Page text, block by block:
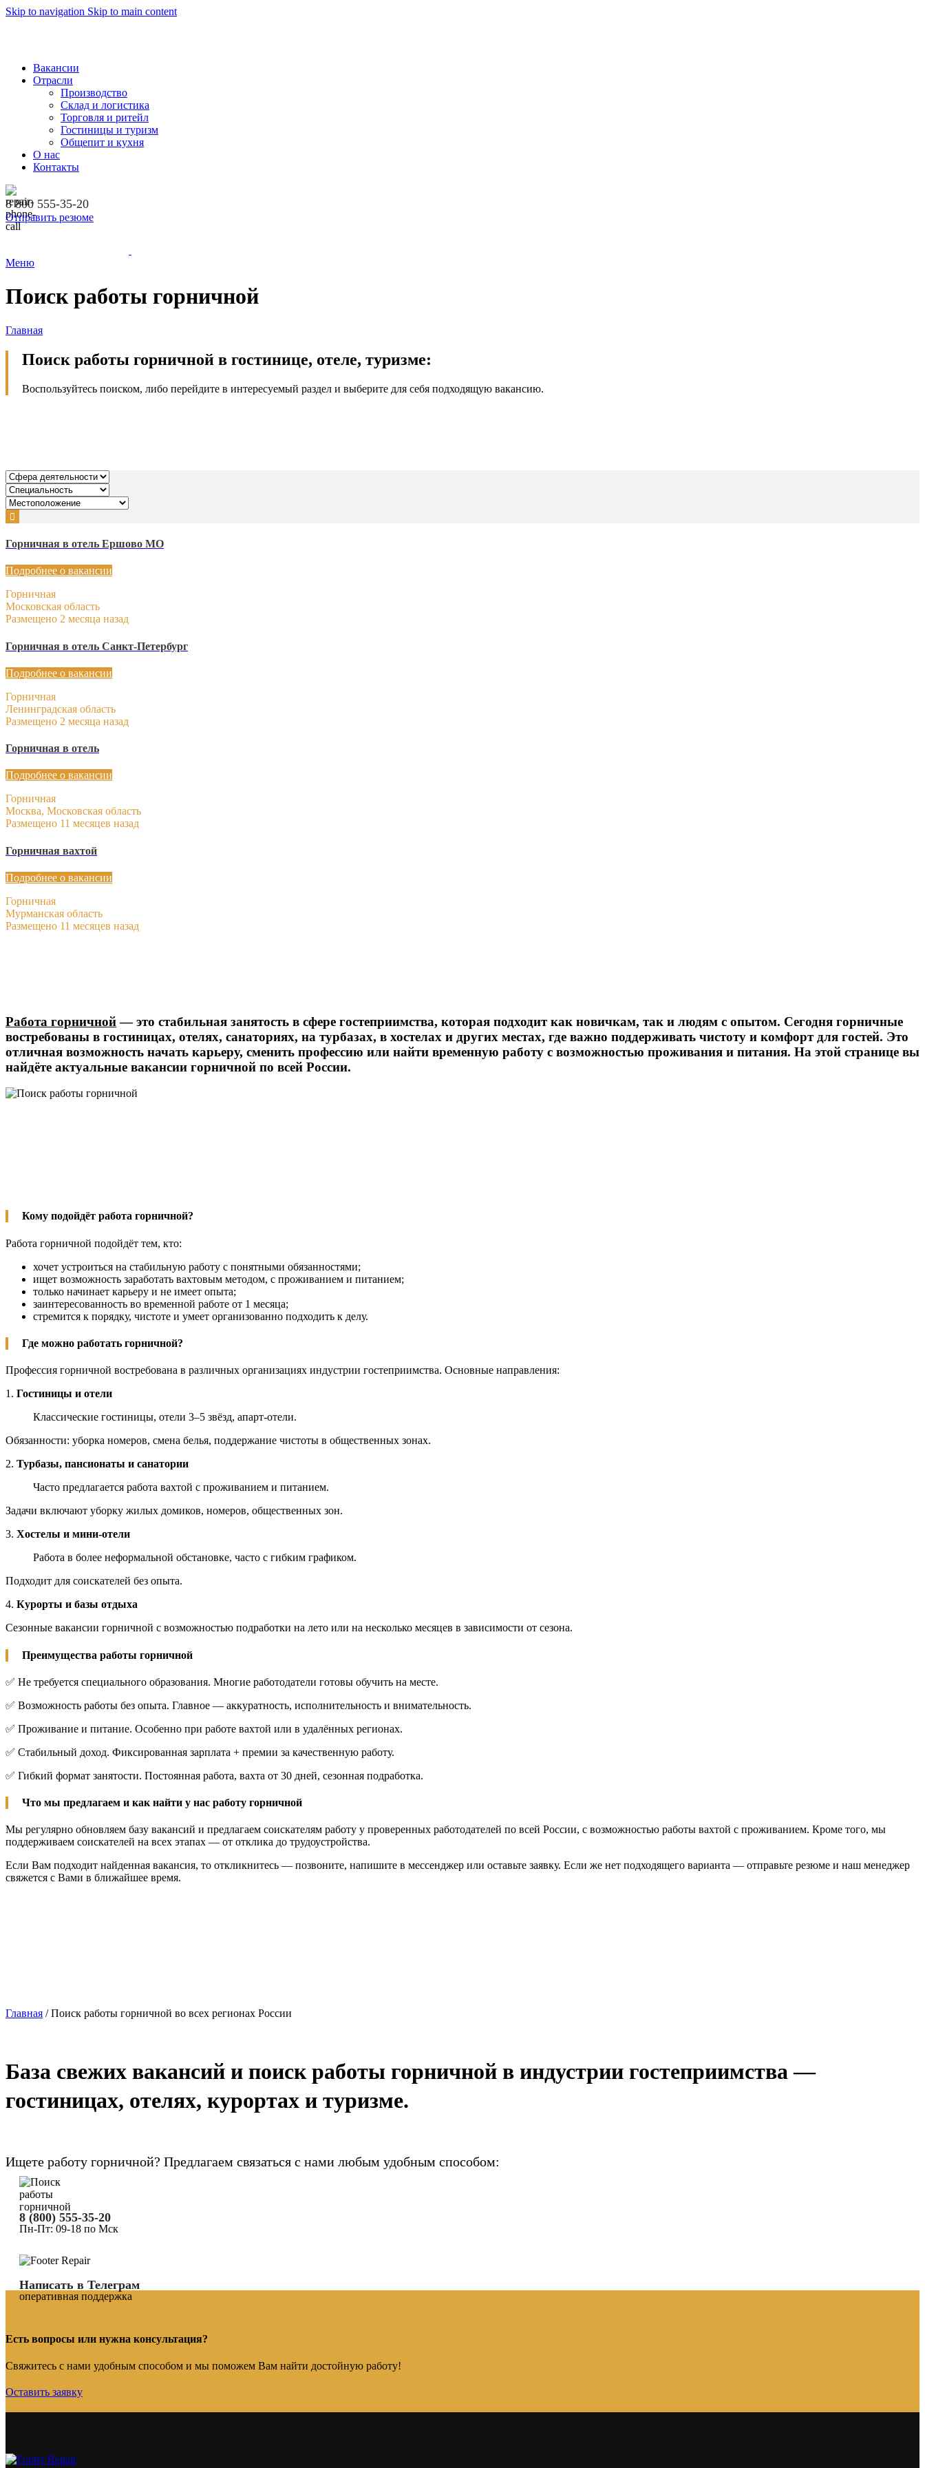
Skip to navigation Skip to main content
Вакансии
Отрасли
Производство
Склад и логистика
Торговля и ритейл
Гостиницы и туризм
Общепит и кухня
О нас
Контакты
8 800 555-35-20
Отправить резюме
Меню
Поиск работы горничной
Главная
Поиск работы горничной в гостинице, отеле, туризме:
Воспользуйтесь поиском, либо перейдите в интересуемый раздел и выберите для себя подходящую вакансию.
Горничная в отель Ершово МО
Подробнее о вакансии
Горничная
Московская область
Размещено 2 месяца назад
Горничная в отель Санкт-Петербург
Подробнее о вакансии
Горничная
Ленинградская область
Размещено 2 месяца назад
Горничная в отель
Подробнее о вакансии
Горничная
Москва, Московская область
Размещено 11 месяцев назад
Горничная вахтой
Подробнее о вакансии
Горничная
Мурманская область
Размещено 11 месяцев назад
Работа горничной— это стабильная занятость в сфере гостеприимства, которая подходит как новичкам, так и людям с опытом. Сегодня горничные
востребованы в гостиницах, отелях, санаториях, на турбазах, в хостелах и других местах, где важно поддерживать чистоту и комфорт для гостей. Это
отличная возможность начать карьеру, сменить профессию или найти временную работу с возможностью проживания и питания. На этой странице вы
найдёте актуальные вакансии горничной по всей России.
Кому подойдёт работа горничной?
Работа горничной подойдёт тем, кто:
хочет устроиться на стабильную работу с понятными обязанностями;
ищет возможность заработать вахтовым методом, с проживанием и питанием;
только начинает карьеру и не имеет опыта;
заинтересованность во временной работе от 1 месяца;
стремится к порядку, чистоте и умеет организованно подходить к делу.
Где можно работать горничной?
Профессия горничной востребована в различных организациях индустрии гостеприимства. Основные направления:
1. Гостиницы и отели
Классические гостиницы, отели 3–5 звёзд, апарт-отели.
Обязанности: уборка номеров, смена белья, поддержание чистоты в общественных зонах.
2. Турбазы, пансионаты и санатории
Часто предлагается работа вахтой с проживанием и питанием.
Задачи включают уборку жилых домиков, номеров, общественных зон.
3. Хостелы и мини-отели
Работа в более неформальной обстановке, часто с гибким графиком.
Подходит для соискателей без опыта.
4. Курорты и базы отдыха
Сезонные вакансии горничной с возможностью подработки на лето или на несколько месяцев в зависимости от сезона.
Преимущества работы горничной
✅ Не требуется специального образования. Многие работодатели готовы обучить на месте.
✅ Возможность работы без опыта. Главное — аккуратность, исполнительность и внимательность.
✅ Проживание и питание. Особенно при работе вахтой или в удалённых регионах.
✅ Стабильный доход. Фиксированная зарплата + премии за качественную работу.
✅ Гибкий формат занятости. Постоянная работа, вахта от 30 дней, сезонная подработка.
Что мы предлагаем и как найти у нас работу горничной
Мы регулярно обновляем базу вакансий и предлагаем соискателям работу у проверенных работодателей по всей России, с возможностью работы вахтой с проживанием. Кроме того, мы
поддерживаем соискателей на всех этапах — от отклика до трудоустройства.
Если Вам подходит найденная вакансия, то откликнитесь — позвоните, напишите в мессенджер или оставьте заявку. Если же нет подходящего варианта — отправьте резюме и наш менеджер
свяжется с Вами в ближайшее время.
Главная / Поиск работы горничной во всех регионах России
База свежих вакансий и поиск работы горничной в индустрии гостеприимства —
гостиницах, отелях, курортах и туризме.
Ищете работу горничной? Предлагаем связаться с нами любым удобным способом:
8 (800) 555-35-20
Пн-Пт: 09-18 по Мск
Написать в Телеграм
оперативная поддержка
Есть вопросы или нужна консультация?
Свяжитесь с нами удобным способом и мы поможем Вам найти достойную работу!
Оставить заявку